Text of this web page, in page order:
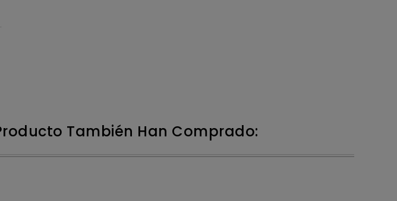
También Han Comprado: